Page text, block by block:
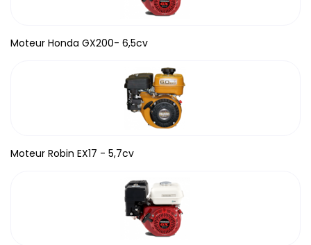
Moteur Honda GX200- 6,5cv
Moteur Robin EX17 - 5,7cv